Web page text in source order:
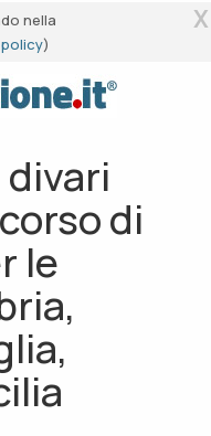
nella
)
X
di
le